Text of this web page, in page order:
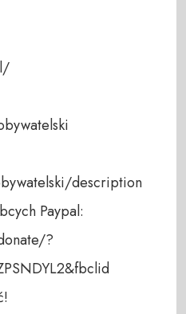
description
Paypal:
?